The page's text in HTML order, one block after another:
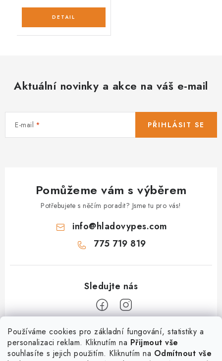
Používáme cookies pro základní fungování, statistiky a
personalizaci reklam. Kliknutím na Přijmout vše
souhlasíte s jejich použitím. Kliknutím na Odmítnout vše
Aktuální novinky a akce na váš e-mail
E-mail PŘIHLÁSIT SE
Pomůžeme vám s výběrem
Potřebujete s něčím poradit? Jsme tu pro vás!
info@hladovypes.com
775 719 819
Informace